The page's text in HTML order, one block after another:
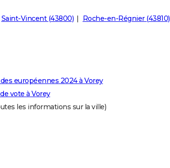
Saint-Vincent (43800) Roche-en-Régnier (43810)
européennes 2024 à Vorey
vote à Vorey
les informations sur la ville)